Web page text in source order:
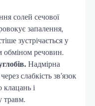
солей сечової
запалення,
зустрічається у
речовин.
Надмірна
слабкість зв’язок
і
травм.